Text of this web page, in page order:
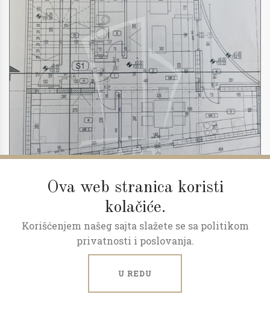
Ova web stranica koristi
kolačiće.
Korišćenjem našeg sajta slažete se sa politikom
privatnosti i poslovanja.
U REDU
3.0 52 m2 1/2
Predprodaja, povraćaj pdv-a